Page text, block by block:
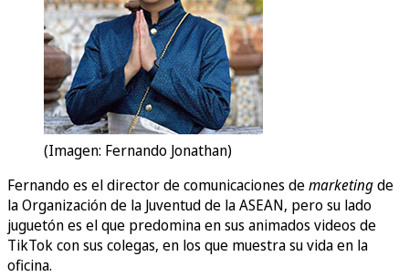
(Imagen: Fernando Jonathan)
Fernando es el director de comunicaciones demarketingde
la Organización de la Juventud de la ASEAN, pero su lado
juguetón es el que predomina en sus animados videos de
TikTok con sus colegas, en los que muestra su vida en la
oficina.